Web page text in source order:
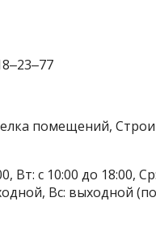
помещений,
Вт: с 10:00 до 18:00,
Вс: выходной